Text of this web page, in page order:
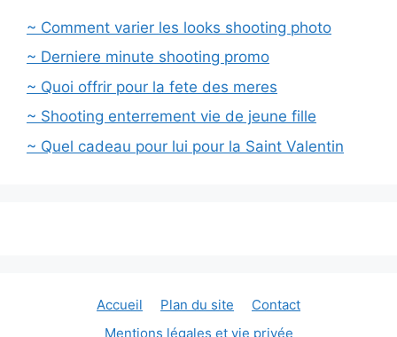
~ Comment varier les looks shooting photo
~ Derniere minute shooting promo
~ Quoi offrir pour la fete des meres
~ Shooting enterrement vie de jeune fille
~ Quel cadeau pour lui pour la Saint Valentin
Accueil Plan du site
Contact
Mentions légales et vie privée